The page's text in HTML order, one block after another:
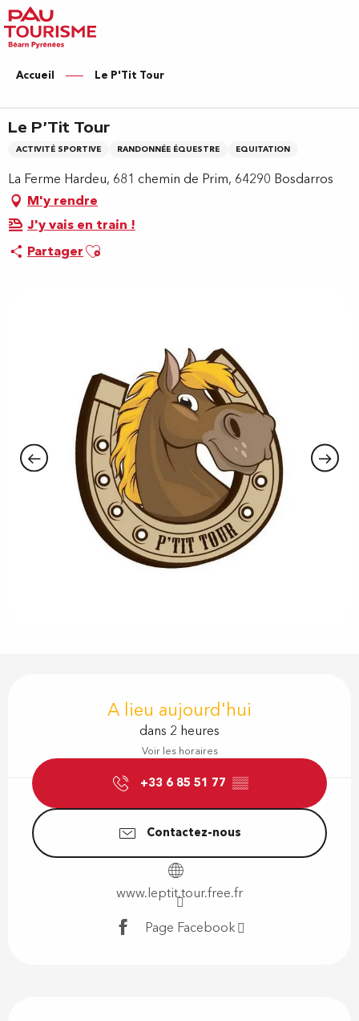
Aller
au
contenu
principal
Accueil Le P'Tit Tour
Le P'Tit Tour
ACTIVITÉ SPORTIVE RANDONNÉE ÉQUESTRE EQUITATION
La Ferme Hardeu, 681 chemin de Prim, 64290 Bosdarros
M'y rendre
J'y vais en train !
PartagerAjouter aux favoris
A lieu aujourd'hui
dans 2 heures
Voir les horaires
+33 6 85 51 77 ▒▒
Contactez-nous
www.leptit.tour.free.fr
Page Facebook